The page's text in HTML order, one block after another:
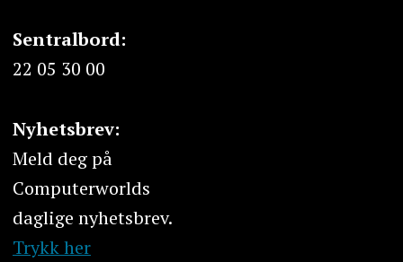
Sentralbord:
22 05 30 00
Nyhetsbrev:
Meld deg på
Computerworlds
daglige nyhetsbrev.
Trykk her